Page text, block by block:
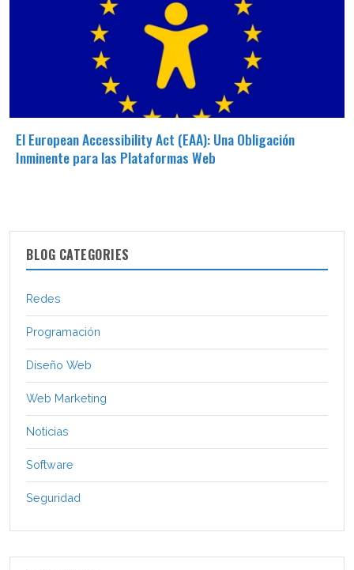
El European Accessibility Act (EAA): Una Obligación
Inminente para las Plataformas Web
BLOG CATEGORIES
Redes
Programación
Diseño Web
Web Marketing
Noticias
Software
Seguridad